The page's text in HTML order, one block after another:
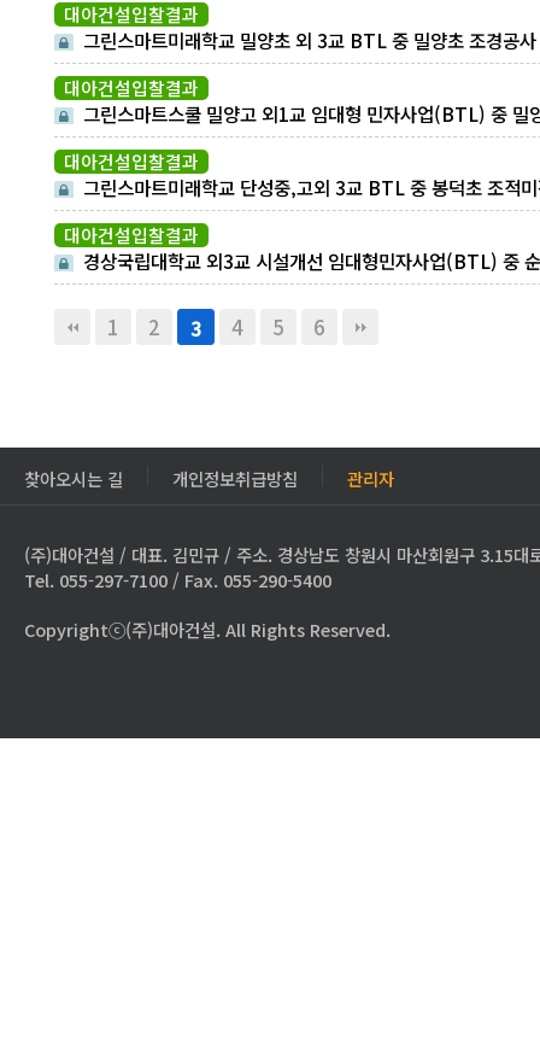
대아건설입찰결과
그린스마트미래학교 밀양초 외 3교 BTL 중 밀양초 조경공
찰결과
대아건설입찰결과
그린스마트스쿨 밀양고 외1교 임대형 민자사업(BTL) 중 밀
고 초기 철거공사 개찰결과
대아건설입찰결과
그린스마트미래학교 단성중,고외 3교 BTL 중 봉덕초 조적
타일공사
대아건설입찰결과
경상국립대학교 외3교 시설개선 임대형민자사업(BTL) 중
대 내진보강 및 개구부 보강공사 개찰결과
1 2 3 4 5 6
찾아오시는 길 개인정보취급방침 관리자
(주)대아건설 / 대표. 김민규 / 주소. 경상남도 창원시 마산회원구 3.15대
Tel. 055-297-7100 / Fax. 055-290-5400
Copyrightⓒ(주)대아건설. All Rights Reserved.